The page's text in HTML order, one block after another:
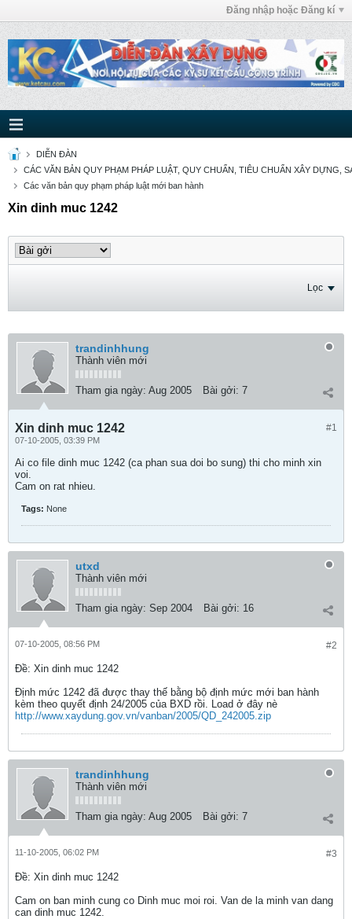
Đăng nhập hoặc Đăng kí
DIỄN ĐÀN
CÁC VĂN BẢN QUY PHẠM PHÁP LUẬT, QUY CHUẨN, TIÊU CHUẨN XÂY DỰNG,
Các văn bản quy phạm pháp luật mới ban hành
Xin dinh muc 1242
Lọc
trandinhhung
Thành viên mới
Tham gia ngày: Aug 2005 Bài gởi: 7
#1
Xin dinh muc 1242
07-10-2005, 03:39 PM
Ai co file dinh muc 1242 (ca phan sua doi bo sung) thi cho minh xin
voi.
Cam on rat nhieu.
Tags: None
utxd
Thành viên mới
Tham gia ngày: Sep 2004 Bài gởi: 16
#2
07-10-2005, 08:56 PM
Ðề: Xin dinh muc 1242
Định mức 1242 đã được thay thế bằng bộ định mức mới ban hành
kèm theo quyết định 24/2005 của BXD rồi. Load ở đây nè
http://www.xaydung.gov.vn/vanban/2005/QD_242005.zip
trandinhhung
Thành viên mới
Tham gia ngày: Aug 2005 Bài gởi: 7
#3
11-10-2005, 06:02 PM
Ðề: Xin dinh muc 1242
Cam on ban minh cung co Dinh muc moi roi. Van de la minh van dang
can dinh muc 1242.